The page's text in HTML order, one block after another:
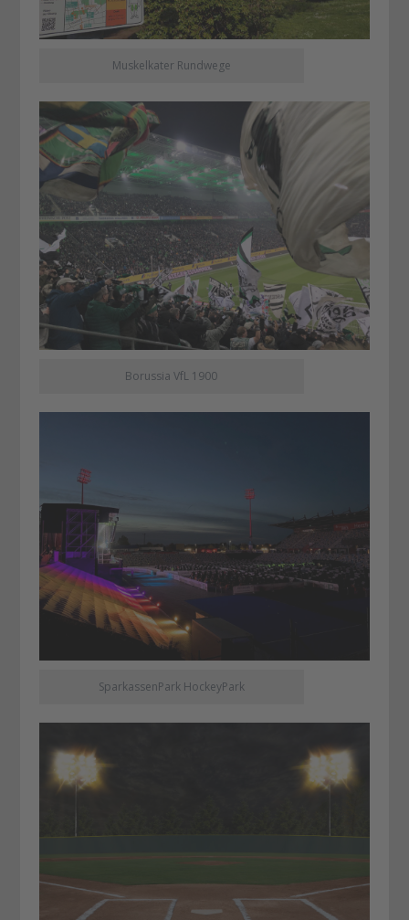
Muskelkater Rundwege
Borussia VfL 1900
SparkassenPark HockeyPark